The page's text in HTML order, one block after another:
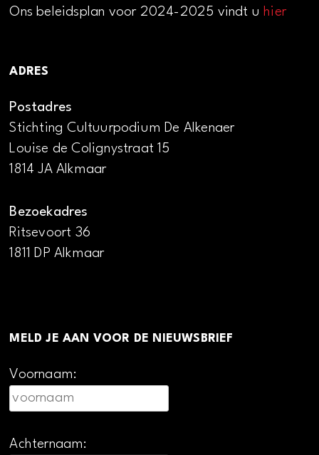
Ons beleidsplan voor 2024-2025 vindt uhier
ADRES
Postadres
Stichting Cultuurpodium De Alkenaer
Louise de Colignystraat 15
1814 JA Alkmaar
Bezoekadres
Ritsevoort 36
1811 DP Alkmaar
MELD JE AAN VOOR DE NIEUWSBRIEF
Voornaam:
Achternaam: